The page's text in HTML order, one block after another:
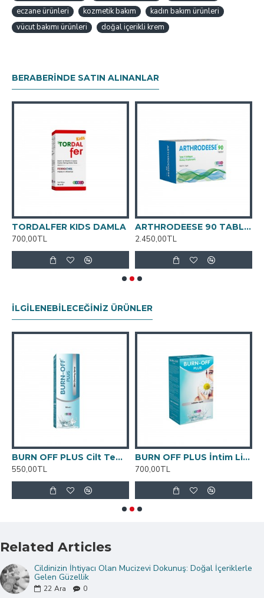
eczane ürünleri
kozmetik bakım
kadın bakım ürünleri
vücut bakımı ürünleri
doğal içerikli krem
BERABERINDE SATIN ALINANLAR
TORDALFER KIDS DAMLA
700,00TL
ARTHRODEESE 90 TABLET
2.450,00TL
İLGILENEBILECEĞINIZ ÜRÜNLER
BURN OFF PLUS Cilt Temizleme Spreyi 100 ML
550,00TL
BURN OFF PLUS İntim Likit 250 ML
700,00TL
Related Articles
Cildinizin İhtiyacı Olan Mucizevi Dokunuş: Doğal İçeriklerle
Gelen Güzellik
22 Ara 0